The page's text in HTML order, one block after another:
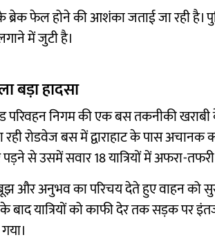
ब्रेक फेल होने की आशंका जताई जा रही
में जुटी है।
बड़ा हादसा
परिवहन निगम की एक बस तकनीकी
रही रोडवेज बस में द्वाराहाट के पास
से उसमें सवार 18 यात्रियों में अफरा-
अनुभव का परिचय देते हुए वाहन को
यात्रियों को काफी देर तक सड़क पर